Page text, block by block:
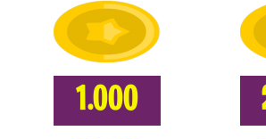
1.000